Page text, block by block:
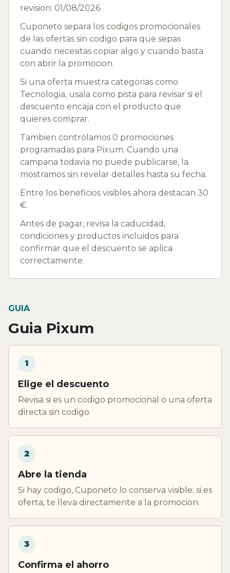
revision: 01/08/2026.
Cuponeto separa los codigos promocionales
de las ofertas sin codigo para que sepas
cuando necesitas copiar algo y cuando basta
con abrir la promocion.
Si una oferta muestra categorias como
Tecnologia, usala como pista para revisar si el
descuento encaja con el producto que
quieres comprar.
Tambien controlamos 0 promociones
programadas para Pixum. Cuando una
campana todavia no puede publicarse, la
mostramos sin revelar detalles hasta su fecha.
Entre los beneficios visibles ahora destacan 30
€.
Antes de pagar, revisa la caducidad,
condiciones y productos incluidos para
confirmar que el descuento se aplica
correctamente.
GUIA
Guia Pixum
1
Elige el descuento
Revisa si es un codigo promocional o una oferta
directa sin codigo.
2
Abre la tienda
Si hay codigo, Cuponeto lo conserva visible; si es
oferta, te lleva directamente a la promocion.
3
Confirma el ahorro